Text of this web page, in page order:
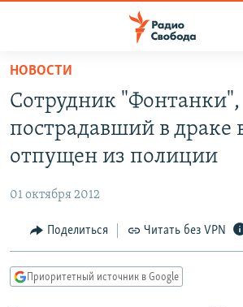
упрощенного
доступа
основному
Вернутся
Вернутся
ПОДКАСТЫ
АВТОРСКИЕ ПРОЕКТЫ
МНЕНИЯ
КУЛЬТУРА
КАВКАЗ.РЕАЛИИ
НОВОСТИ
Сотрудник "Фонтанки",
пострадавший в драке
отпущен из полиции
01 октября 2012
Поделиться Читать без VPN
Приоритетный источник в Google